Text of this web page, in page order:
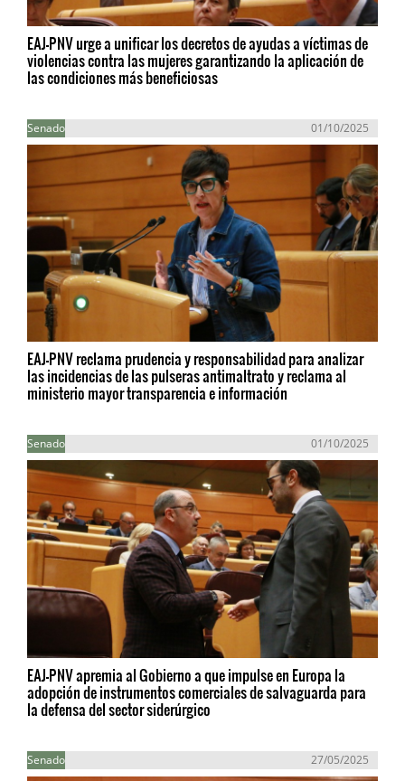
EAJ-PNV urge a unificar los decretos de ayudas a víctimas de
violencias contra las mujeres garantizando la aplicación de
las condiciones más beneficiosas
Senado 01/10/2025
EAJ-PNV reclama prudencia y responsabilidad para analizar
las incidencias de las pulseras antimaltrato y reclama al
ministerio mayor transparencia e información
Senado 01/10/2025
EAJ-PNV apremia al Gobierno a que impulse en Europa la
adopción de instrumentos comerciales de salvaguarda para
la defensa del sector siderúrgico
Senado 27/05/2025